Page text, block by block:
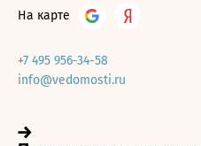
На карте
+7 495 956-34-58
info@vedomosti.ru